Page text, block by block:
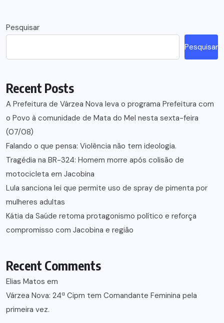
Pesquisar
Pesquisar
Recent Posts
A Prefeitura de Várzea Nova leva o programa Prefeitura com
o Povo à comunidade de Mata do Mel nesta sexta-feira
(07/08)
Falando o que pensa: Violência não tem ideologia.
Tragédia na BR-324: Homem morre após colisão de
motocicleta em Jacobina
Lula sanciona lei que permite uso de spray de pimenta por
mulheres adultas
Kátia da Saúde retoma protagonismo político e reforça
compromisso com Jacobina e região
Recent Comments
Elias Matos em
Várzea Nova: 24ª Cipm tem Comandante Feminina pela
primeira vez.